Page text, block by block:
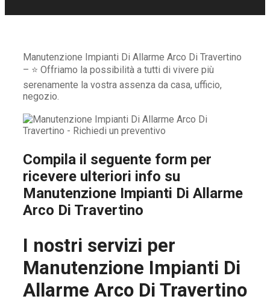
Manutenzione Impianti Di Allarme Arco Di Travertino
– ⭐ Offriamo la possibilità a tutti di vivere più
serenamente la vostra assenza da casa, ufficio,
negozio.
Compila il seguente form per
ricevere ulteriori info su
Manutenzione Impianti Di Allarme
Arco Di Travertino
I nostri servizi per
Manutenzione Impianti Di
Allarme Arco Di Travertino